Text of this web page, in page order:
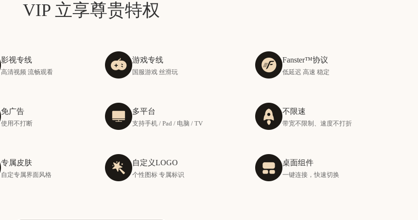
VIP 立享尊贵特权
影视专线
高清视频 流畅观看
游戏专线
国服游戏 丝滑玩
Fanster™协议
低延迟 高速 稳定
免广告
使用不打断
多平台
支持手机 / Pad / 电脑 / TV
不限速
带宽不限制、速度不打折
专属皮肤
自定专属界面风格
自定义LOGO
个性图标 专属标识
桌面组件
一键连接，快速切换